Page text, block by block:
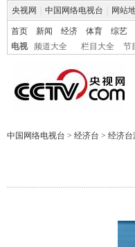
央视网 中国网络电视台 网站
首页 新闻 经济 体育 综艺
电视
频道大全 栏目大全 节
中国网络电视台 > 经济台 > 经济台